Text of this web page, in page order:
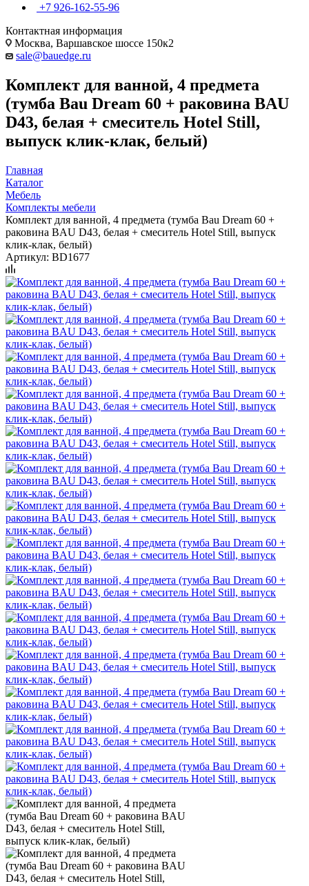
+7 926-162-55-96
Контактная информация
Москва, Варшавское шоссе 150к2
sale@bauedge.ru
Комплект для ванной, 4 предмета
(тумба Bau Dream 60 + раковина BAU
D43, белая + смеситель Hotel Still,
выпуск клик-клак, белый)
Главная
Каталог
Мебель
Комплекты мебели
Комплект для ванной, 4 предмета (тумба Bau Dream 60 +
раковина BAU D43, белая + смеситель Hotel Still, выпуск
клик-клак, белый)
Артикул: BD1677